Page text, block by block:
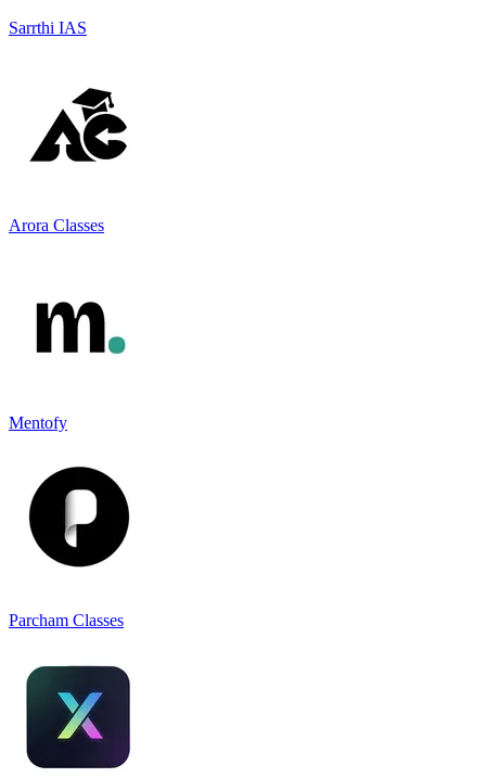
Sarrthi IAS
Arora Classes
Mentofy
Parcham Classes